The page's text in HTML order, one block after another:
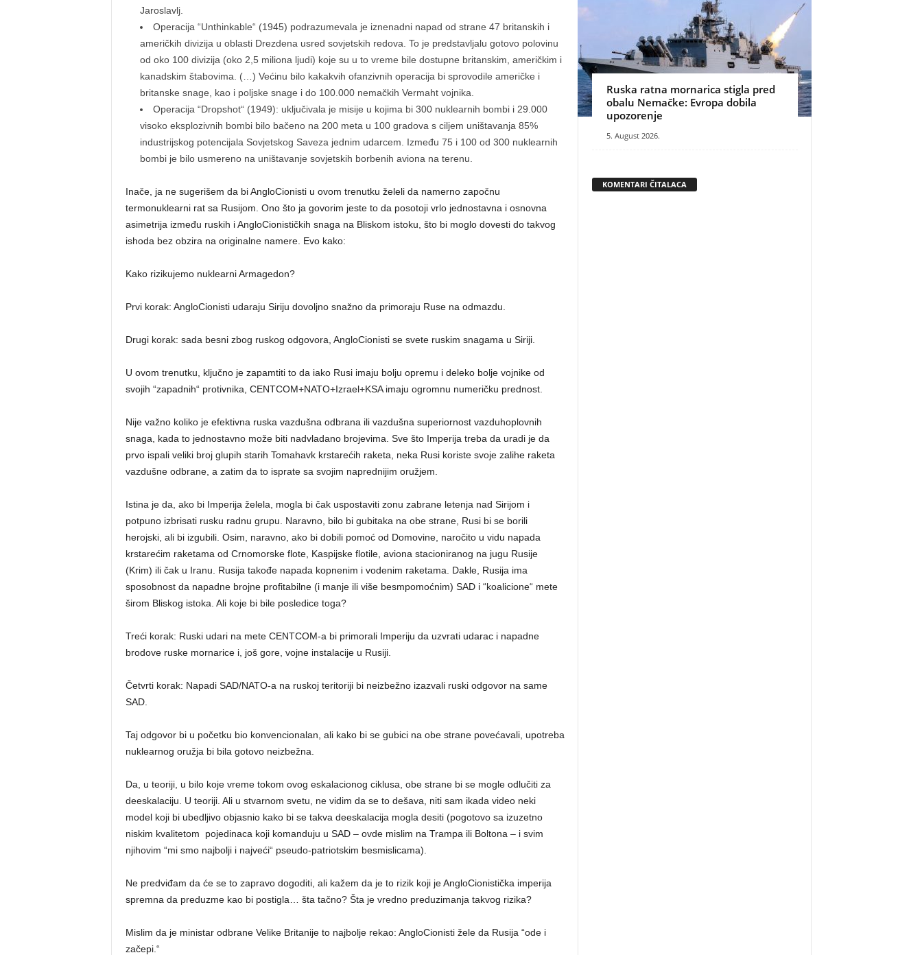
Jaroslavlj.
Operacija “Unthinkable“ (1945) podrazumevala je iznenadni napad od strane 47 britanskih i
američkih divizija u oblasti Drezdena usred sovjetskih redova. To je predstavljalu gotovo polovinu
od oko 100 divizija (oko 2,5 miliona ljudi) koje su u to vreme bile dostupne britanskim, američkim i
kanadskim štabovima. (…) Većinu bilo kakakvih ofanzivnih operacija bi sprovodile američke i
britanske snage, kao i poljske snage i do 100.000 nemačkih Vermaht vojnika.
Operacija “Dropshot“ (1949): uključivala je misije u kojima bi 300 nuklearnih bombi i 29.000
visoko eksplozivnih bombi bilo bačeno na 200 meta u 100 gradova s ciljem uništavanja 85%
industrijskog potencijala Sovjetskog Saveza jednim udarcem. Između 75 i 100 od 300 nuklearnih
bombi je bilo usmereno na uništavanje sovjetskih borbenih aviona na terenu.
Inače, ja ne sugerišem da bi AngloCionisti u ovom trenutku želeli da namerno započnu
termonuklearni rat sa Rusijom. Ono što ja govorim jeste to da posotoji vrlo jednostavna i osnovna
asimetrija između ruskih i AngloCionističkih snaga na Bliskom istoku, što bi moglo dovesti do takvog
ishoda bez obzira na originalne namere. Evo kako:
Kako rizikujemo nuklearni Armagedon?
Prvi korak: AngloCionisti udaraju Siriju dovoljno snažno da primoraju Ruse na odmazdu.
Drugi korak: sada besni zbog ruskog odgovora, AngloCionisti se svete ruskim snagama u Siriji.
U ovom trenutku, ključno je zapamtiti to da iako Rusi imaju bolju opremu i deleko bolje vojnike od
svojih “zapadnih“ protivnika, CENTCOM+NATO+Izrael+KSA imaju ogromnu numeričku prednost.
Nije važno koliko je efektivna ruska vazdušna odbrana ili vazdušna superiornost vazduhoplovnih
snaga, kada to jednostavno može biti nadvladano brojevima. Sve što Imperija treba da uradi je da
prvo ispali veliki broj glupih starih Tomahavk krstarećih raketa, neka Rusi koriste svoje zalihe raketa
vazdušne odbrane, a zatim da to isprate sa svojim naprednijim oružjem.
Istina je da, ako bi Imperija želela, mogla bi čak uspostaviti zonu zabrane letenja nad Sirijom i
potpuno izbrisati rusku radnu grupu. Naravno, bilo bi gubitaka na obe strane, Rusi bi se borili
herojski, ali bi izgubili. Osim, naravno, ako bi dobili pomoć od Domovine, naročito u vidu napada
krstarećim raketama od Crnomorske flote, Kaspijske flotile, aviona stacioniranog na jugu Rusije
(Krim) ili čak u Iranu. Rusija takođe napada kopnenim i vodenim raketama. Dakle, Rusija ima
sposobnost da napadne brojne profitabilne (i manje ili više besmpomoćnim) SAD i “koalicione“ mete
širom Bliskog istoka. Ali koje bi bile posledice toga?
Treći korak: Ruski udari na mete CENTCOM-a bi primorali Imperiju da uzvrati udarac i napadne
brodove ruske mornarice i, još gore, vojne instalacije u Rusiji.
Četvrti korak: Napadi SAD/NATO-a na ruskoj teritoriji bi neizbežno izazvali ruski odgovor na same
SAD.
Taj odgovor bi u početku bio konvencionalan, ali kako bi se gubici na obe strane povećavali, upotreba
nuklearnog oružja bi bila gotovo neizbežna.
Da, u teoriji, u bilo koje vreme tokom ovog eskalacionog ciklusa, obe strane bi se mogle odlučiti za
deeskalaciju. U teoriji. Ali u stvarnom svetu, ne vidim da se to dešava, niti sam ikada video neki
model koji bi ubedljivo objasnio kako bi se takva deeskalacija mogla desiti (pogotovo sa izuzetno
niskim kvalitetom pojedinaca koji komanduju u SAD – ovde mislim na Trampa ili Boltona – i svim
njihovim “mi smo najbolji i najveći“ pseudo-patriotskim besmislicama).
Ne predviđam da će se to zapravo dogoditi, ali kažem da je to rizik koji je AngloCionistička imperija
spremna da preduzme kao bi postigla… šta tačno? Šta je vredno preduzimanja takvog rizika?
Mislim da je ministar odbrane Velike Britanije to najbolje rekao: AngloCionisti žele da Rusija “ode i
začepi.“
Ruska ratna mornarica stigla pred
obalu Nemačke: Evropa dobila
upozorenje
5. August 2026.
KOMENTARI ČITALACA